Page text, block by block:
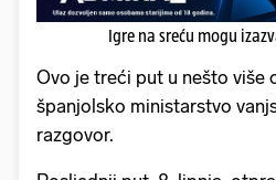
Igre na sreću mogu
Ovo je treći put u nešto više
španjolsko ministarstvo
razgovor.